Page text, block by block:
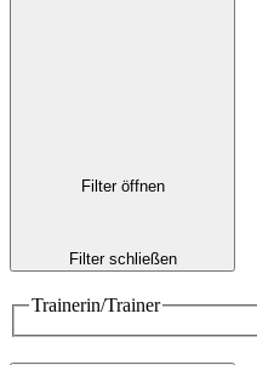
Filter öffnen
Filter schließen
Trainerin/Trainer